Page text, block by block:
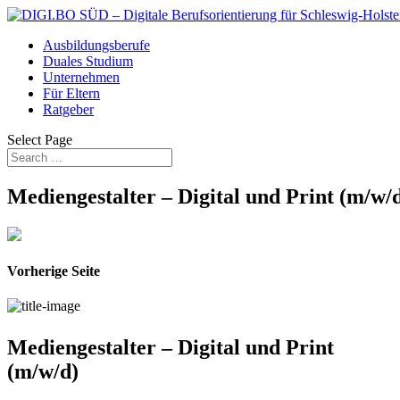
Ausbildungsberufe
Duales Studium
Unternehmen
Für Eltern
Ratgeber
Select Page
Mediengestalter – Digital und Print (m/w/
Vorherige Seite
Mediengestalter – Digital und Print
(m/w/d)